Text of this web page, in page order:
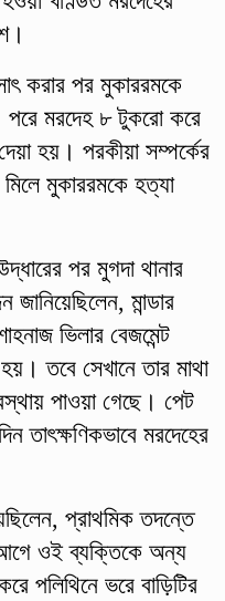
করার পর মুকাররমকে
মরদেহ ৮ টুকরো করে
হয়। পরকীয়া সম্পর্কের
মুকাররমকে হত্যা
পর মুগদা থানার
মান্ডার
ভিলার বেজমেন্ট
তবে সেখানে তার মাথা
পাওয়া গেছে। পেট
তাৎক্ষণিকভাবে মরদেহের
প্রাথমিক তদন্তে
আগে ওই ব্যক্তিকে অন্য
পলিথিনে ভরে বাড়িটির